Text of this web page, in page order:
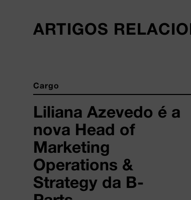
ARTIGOS
Cargo
Liliana Azevedo é a
nova Head of
Marketing
Operations &
Strategy da B-